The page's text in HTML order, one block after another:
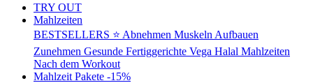
TRY OUT
Mahlzeiten
BESTSELLERS ⭐ Abnehmen Muskeln Aufbauen
Zunehmen Gesunde Fertiggerichte Vega Halal Mahlzeiten
Nach dem Workout
Mahlzeit Pakete -15%